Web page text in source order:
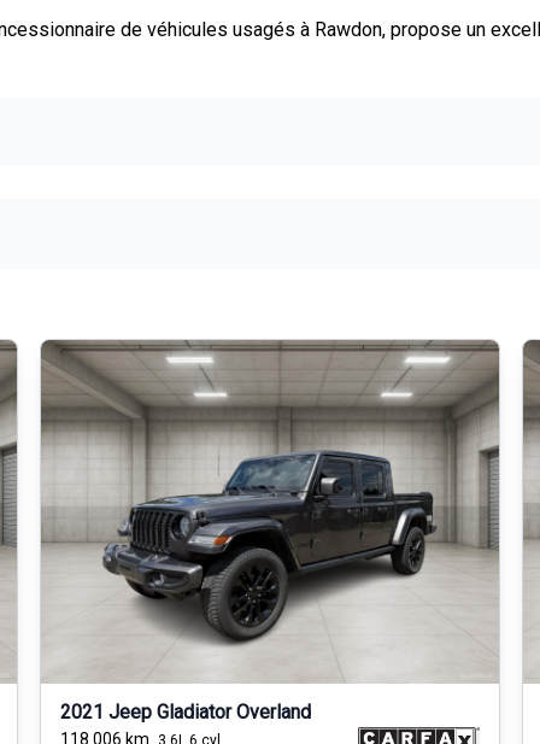
de véhicules usagés à Rawdon, propose un
2021 Jeep Gladiator Overland
118 006 km 3.6L 6 cyl